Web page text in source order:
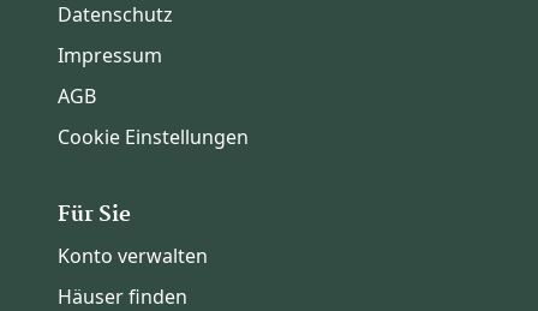
Datenschutz
Impressum
AGB
Cookie Einstellungen
Für Sie
Konto verwalten
Häuser finden